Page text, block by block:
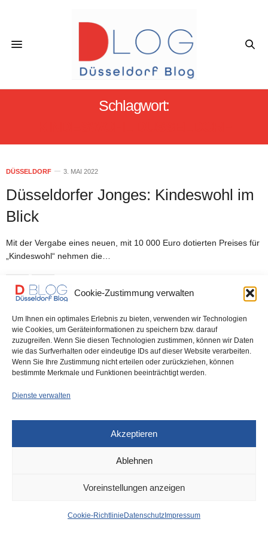
Cookie-Zustimmung verwalten
Um Ihnen ein optimales Erlebnis zu bieten, verwenden wir Technologien
wie Cookies, um Geräteinformationen zu speichern bzw. darauf
zuzugreifen. Wenn Sie diesen Technologien zustimmen, können wir Daten
wie das Surfverhalten oder eindeutige IDs auf dieser Website verarbeiten.
Wenn Sie Ihre Zustimmung nicht erteilen oder zurückziehen, können
bestimmte Merkmale und Funktionen beeinträchtigt werden.
Dienste verwalten
Akzeptieren
Ablehnen
Voreinstellungen anzeigen
Cookie-Richtlinie Datenschutz Impressum
Schlagwort:
DÜSSELDORF 3. MAI 2022
Düsseldorfer Jonges: Kindeswohl im
Blick
Mit der Vergabe eines neuen, mit 10 000 Euro dotierten Preises für
„Kindeswohl“ nehmen die…
0 SHARES
IMPRESSUM DATENSCHUTZ COOKIE-RICHTLINIE (EU)